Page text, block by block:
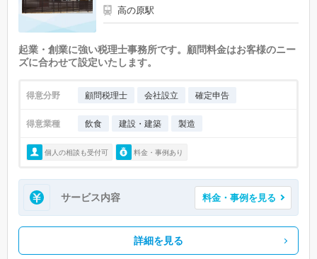
高の原駅
起業・創業に強い税理士事務所です。顧問料金はお客様のニー
ズに合わせて設定いたします。
得意分野 顧問税理士 会社設立 確定申告
得意業種 飲食 建設・建築 製造
個人の相談も受付可 料金・事例あり
サービス内容 料金・事例を見る
詳細を見る